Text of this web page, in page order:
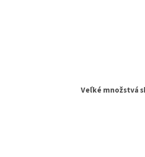
Veľké množstvá